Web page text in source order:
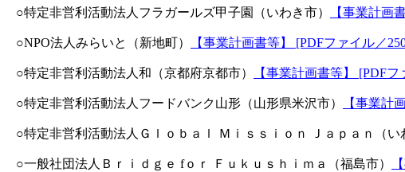
○特定非営利活動法人フラガールズ甲子園（いわき市） 【事業計画
○NPO法人みらいと（新地町） 【事業計画書等】 [PDFファイル／
○特定非営利活動法人和（京都府京都市） 【事業計画書等】 [PDF
○特定非営利活動法人フードバンク山形（山形県米沢市） 【事業計
○特定非営利活動法人Ｇｌｏｂａｌ Ｍｉｓｓｉｏｎ Ｊａｐａｎ（い
○一般社団法人Ｂｒｉｄｇｅ fｏｒ Ｆｕｋｕｓｈｉｍａ（福島市）